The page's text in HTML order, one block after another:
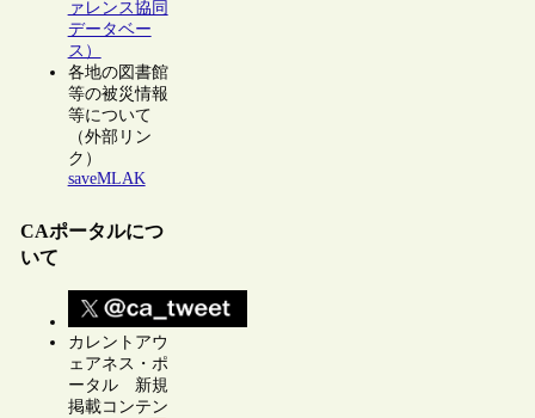
ァレンス協同
データベー
ス）
各地の図書館
等の被災情報
等について
（外部リン
ク）
saveMLAK
CAポータルにつ
いて
カレントアウ
ェアネス・ポ
ータル 新規
掲載コンテン